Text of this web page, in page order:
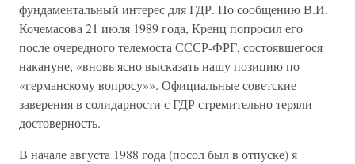
фундаментальный интерес для ГДР. По сообщению В.И.
Кочемасова 21 июля 1989 года, Кренц попросил его
после очередного телемоста СССР-ФРГ, состоявшегося
накануне, «вновь ясно высказать нашу позицию по
«германскому вопросу»». Официальные советские
заверения в солидарности с ГДР стремительно теряли
достоверность.
В начале августа 1988 года (посол был в отпуске) я